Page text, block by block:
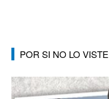
POR SI NO LO VISTE